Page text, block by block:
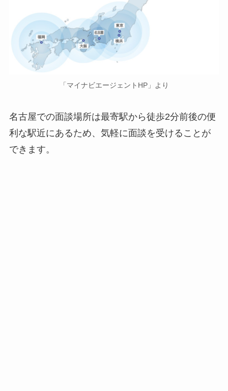
「マイナビエージェントHP」より
名古屋での面談場所は最寄駅から徒歩2分前後の便
利な駅近にあるため、気軽に面談を受けることが
できます。